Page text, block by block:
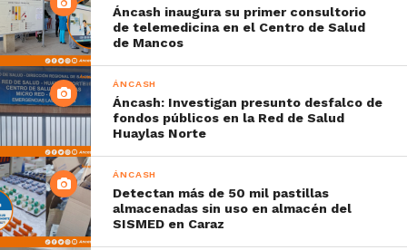
Áncash inaugura su primer consultorio
de telemedicina en el Centro de Salud
de Mancos
ÁNCASH
Áncash: Investigan presunto desfalco de
fondos públicos en la Red de Salud
Huaylas Norte
ÁNCASH
Detectan más de 50 mil pastillas
almacenadas sin uso en almacén del
SISMED en Caraz